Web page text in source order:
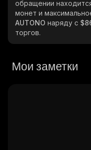
обращении
монет и
AUTONO наряду с
торгов.
Мои заметки